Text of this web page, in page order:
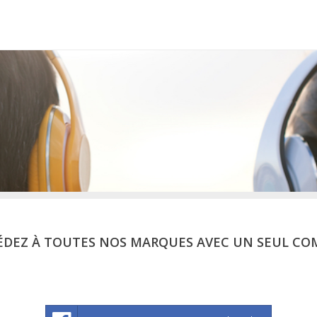
À TOUTES NOS MARQUES AVEC UN SEUL